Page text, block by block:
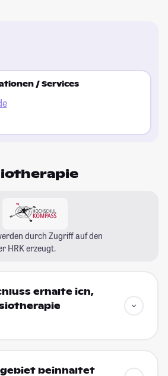
/ Services
durch Zugriff auf den
HRK erzeugt.
erhalte ich,
beinhaltet